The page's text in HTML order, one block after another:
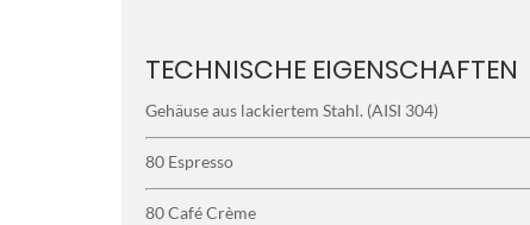
TECHNISCHE EIGENSCHAFTEN
Gehäuse aus lackiertem Stahl. (AISI 304)
80 Espresso
80 Café Crème